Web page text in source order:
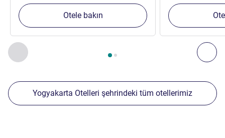
Önceki - Yakınlardaki diğer tesislerimiz
Sayfa , Yakınlardaki diğer tesislerimiz 1 :, Yakınlardaki
Otele bakın
Yogyakarta Otelleri şehrindeki tüm otellerimiz